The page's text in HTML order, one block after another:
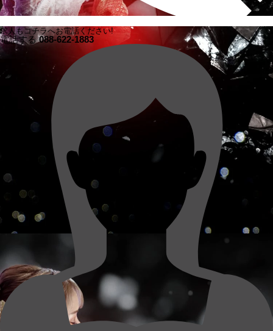
求人もコチラへお電話ください!
電話する088-622-1883